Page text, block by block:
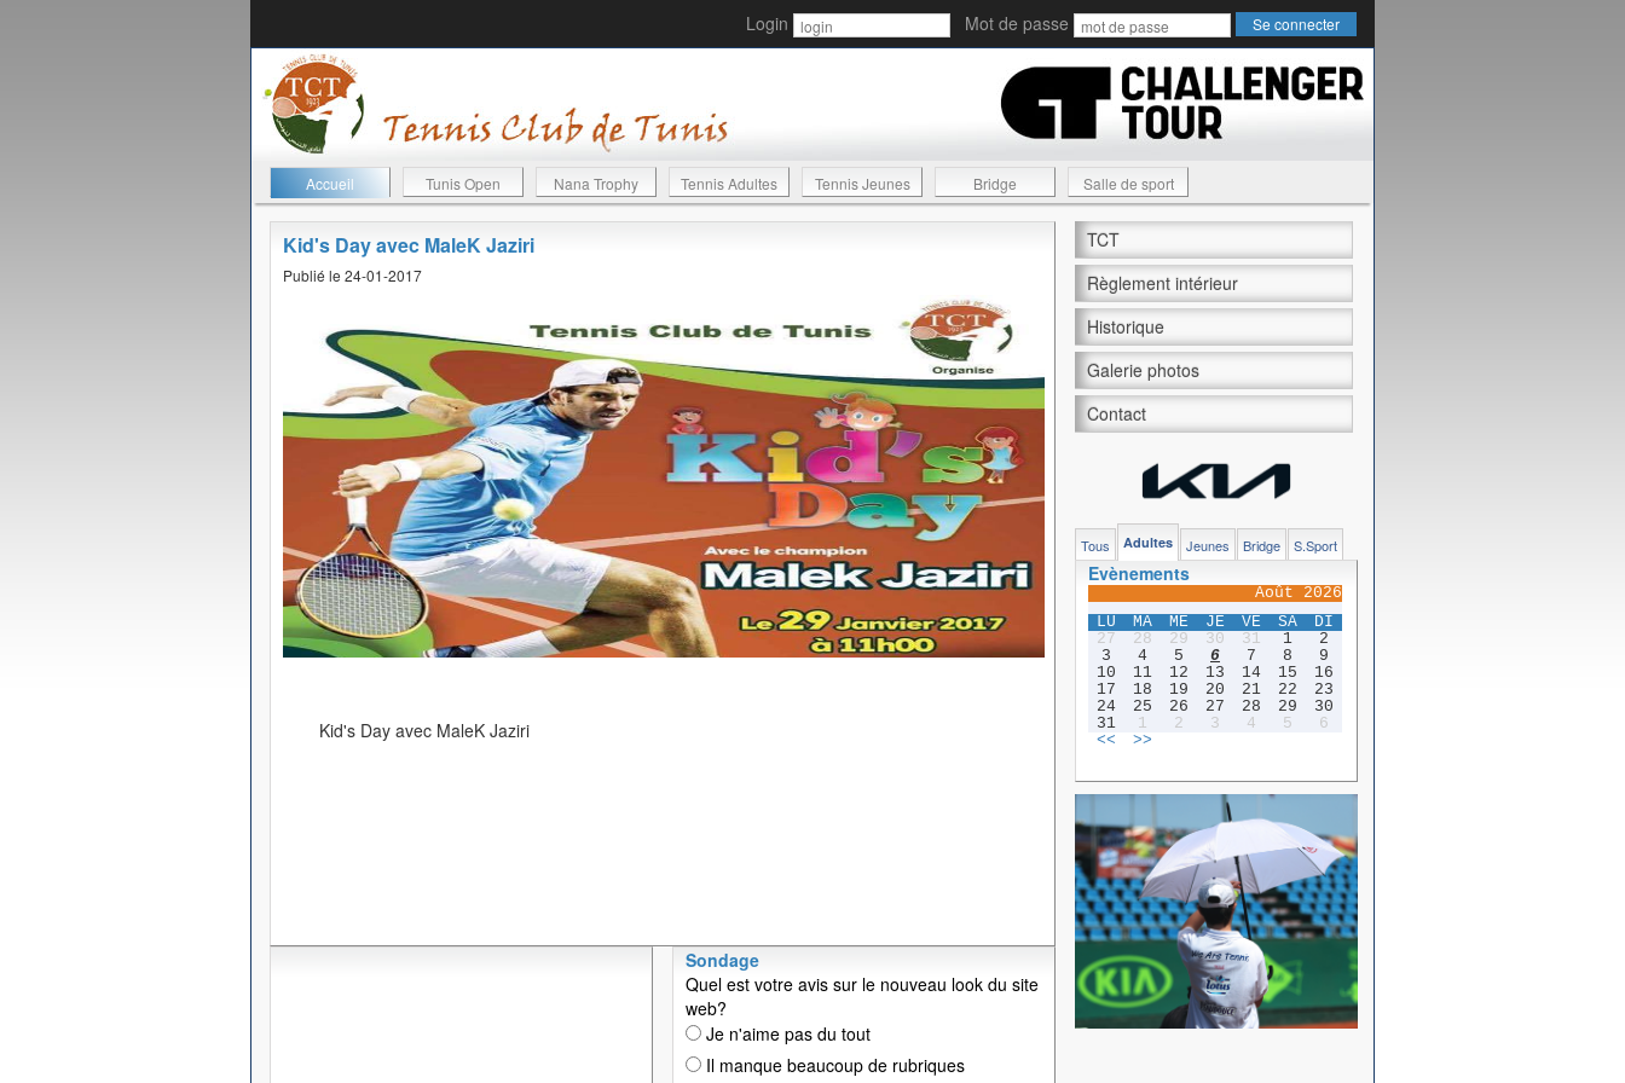
Login Mot de passe
Accueil Tunis Open Nana Trophy Tennis Adultes Tennis Jeunes Bridge Salle de sport
Kid's Day avec MaleK Jaziri
Publié le 24-01-2017
Kid's Day avec MaleK Jaziri
Sondage
Quel est votre avis sur le nouveau look du site
web?
Je n'aime pas du tout
Il manque beaucoup de rubriques
TCT
Règlement intérieur
Historique
Galerie photos
Contact
Tous Adultes Jeunes Bridge S.Sport
Evènements
Août 2026
LU
MA ME JE VE SA
DI
27
28 29 30 31 1
2
3
4 5 6 7 8
9
10
11 12 13 14 15
16
17
18 19 20 21 22
23
24
25 26 27 28 29
30
31
1 2 3 4 5
6
<<
>>